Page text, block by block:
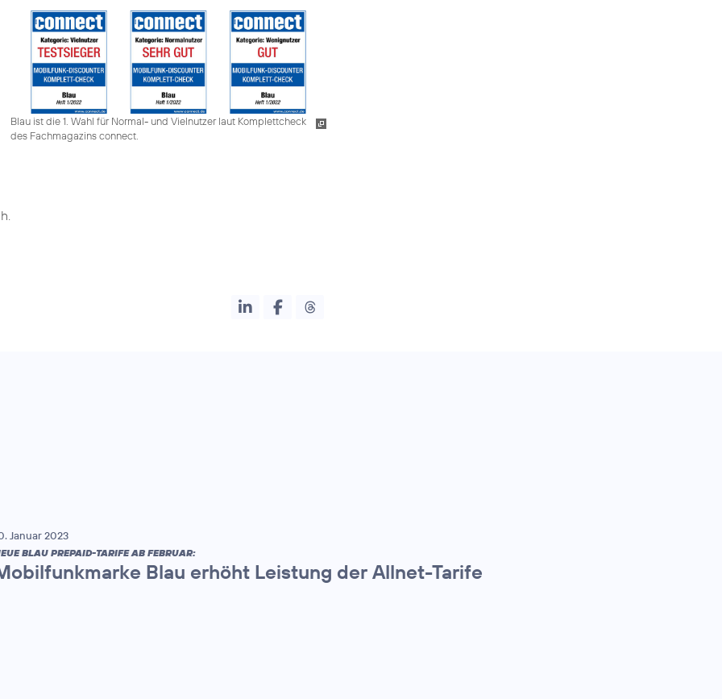
Blau ist die 1. Wahl für Normal- und Vielnutzer laut Komplettcheck
des Fachmagazins connect.
Januar 2023
BLAU PREPAID-TARIFE AB FEBRUAR:
Blau erhöht Leistung der Allnet-Tarife